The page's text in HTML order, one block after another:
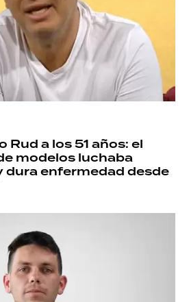
Rud a los 51 años: el
modelos luchaba
dura enfermedad desde